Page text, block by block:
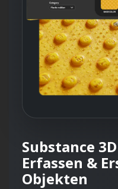
Substance
Erfassen &
Objekten